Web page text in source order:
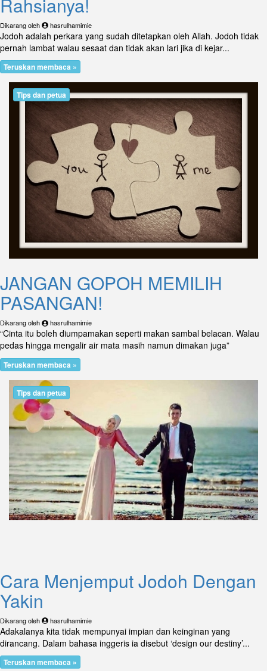
Dikarang oleh hasrulhamimie
Jodoh adalah perkara yang sudah ditetapkan oleh Allah. Jodoh tidak
pernah lambat walau sesaat dan tidak akan lari jika di kejar...
Teruskan membaca »
Tips dan petua
JANGAN GOPOH MEMILIH
PASANGAN!
Dikarang oleh hasrulhamimie
“Cinta itu boleh diumpamakan seperti makan sambal belacan. Walau
pedas hingga mengalir air mata masih namun dimakan juga”
Teruskan membaca »
Tips dan petua
Cara Menjemput Jodoh Dengan
Yakin
Dikarang oleh hasrulhamimie
Adakalanya kita tidak mempunyai impian dan keinginan yang
dirancang. Dalam bahasa inggeris ia disebut ‘design our destiny’...
Teruskan membaca »